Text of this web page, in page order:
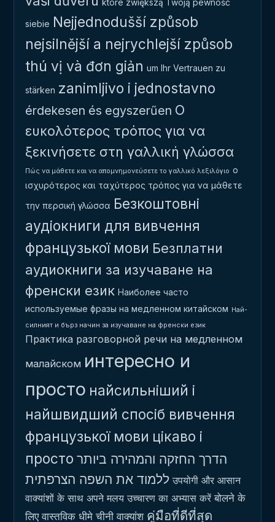
siebie Nejjednodušší způsob
nejsilnější a nejrychlejší způsob
thú vị và đơn giản um Ihr Vertrauen zu
stärken zanimljivo i jednostavno
érdekesen és egyszerűen Ο
ευκολότερος τρόπος για να
ξεκινήσετε στη γαλλική γλώσσα
Πώς να μάθετε και να απομνημονεύσετε το γαλλικό λεξιλόγιο ο
ισχυρότερος και ταχύτερος τρόπος για να μάθετε
την περσική γλώσσα Безкоштовні
аудіокниги для вивчення
французької мови Безплатни
аудиокниги за изучаване на
френски език Наиболее часто
используемые фразы на медленном китайском Най-
силният и бърз начин за изучаване на френски език
Практика разговорной речи на медленном
малайском интересно и
просто найсильніший і
найшвидший спосіб вивчення
французької мови цікаво і
просто הדרך החזקה והמהירה ביותר
ללמוד את השפה הצרפתית उपयोगी और आसान
वाक्यांशों के साथ अपने मलय उच्चारण का अभ्यास करें बोलने के
लिए वास्तविक धीमे चीनी वाक्यांश คู่มือที่ดีที่สุด